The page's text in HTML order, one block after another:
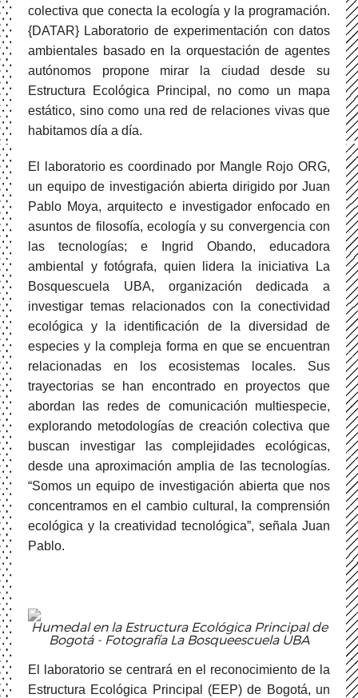
colectiva que conecta la ecología y la programación.
{DATAR} Laboratorio de experimentación con datos
ambientales basado en la orquestación de agentes
autónomos propone mirar la ciudad desde su
Estructura Ecológica Principal, no como un mapa
estático, sino como una red de relaciones vivas que
habitamos día a día.
El laboratorio es coordinado por Mangle Rojo ORG,
un equipo de investigación abierta dirigido por Juan
Pablo Moya, arquitecto e investigador enfocado en
asuntos de filosofía, ecología y su convergencia con
las tecnologías; e Ingrid Obando, educadora
ambiental y fotógrafa, quien lidera la iniciativa La
Bosquescuela UBA, organización dedicada a
investigar temas relacionados con la conectividad
ecológica y la identificación de la diversidad de
especies y la compleja forma en que se encuentran
relacionadas en los ecosistemas locales. Sus
trayectorias se han encontrado en proyectos que
abordan las redes de comunicación multiespecie,
explorando metodologías de creación colectiva que
buscan investigar las complejidades ecológicas,
desde una aproximación amplia de las tecnologías.
“Somos un equipo de investigación abierta que nos
concentramos en el cambio cultural, la comprensión
ecológica y la creatividad tecnológica”, señala Juan
Pablo.
Humedal en la Estructura Ecológica Principal de
Bogotá - Fotografía La Bosqueescuela UBA
El laboratorio se centrará en el reconocimiento de la
Estructura Ecológica Principal (EEP) de Bogotá, un